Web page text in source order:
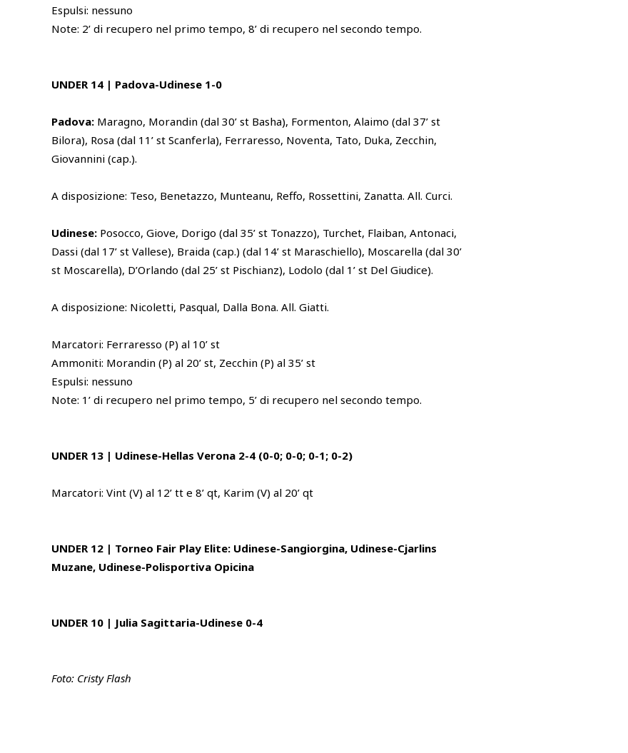
Espulsi: nessuno
Note: 2’ di recupero nel primo tempo, 8’ di recupero nel secondo tempo.
UNDER 14 | Padova-Udinese 1-0
Padova: Maragno, Morandin (dal 30’ st Basha), Formenton, Alaimo (dal 37’ st
Bilora), Rosa (dal 11’ st Scanferla), Ferraresso, Noventa, Tato, Duka, Zecchin,
Giovannini (cap.).
A disposizione: Teso, Benetazzo, Munteanu, Reffo, Rossettini, Zanatta. All. Curci.
Udinese: Posocco, Giove, Dorigo (dal 35’ st Tonazzo), Turchet, Flaiban, Antonaci,
Dassi (dal 17’ st Vallese), Braida (cap.) (dal 14’ st Maraschiello), Moscarella (dal 30’
st Moscarella), D’Orlando (dal 25’ st Pischianz), Lodolo (dal 1’ st Del Giudice).
A disposizione: Nicoletti, Pasqual, Dalla Bona. All. Giatti.
Marcatori: Ferraresso (P) al 10’ st
Ammoniti: Morandin (P) al 20’ st, Zecchin (P) al 35’ st
Espulsi: nessuno
Note: 1’ di recupero nel primo tempo, 5’ di recupero nel secondo tempo.
UNDER 13 | Udinese-Hellas Verona 2-4 (0-0; 0-0; 0-1; 0-2)
Marcatori: Vint (V) al 12’ tt e 8’ qt, Karim (V) al 20’ qt
UNDER 12 | Torneo Fair Play Elite: Udinese-Sangiorgina, Udinese-Cjarlins
Muzane, Udinese-Polisportiva Opicina
UNDER 10 | Julia Sagittaria-Udinese 0-4
Foto: Cristy Flash